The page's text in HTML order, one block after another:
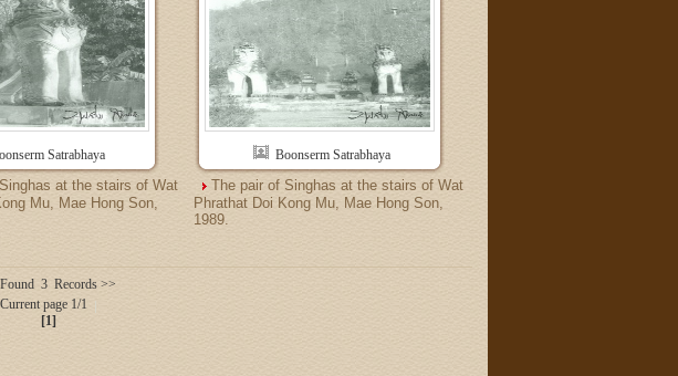
Satrabhaya
at the stairs of Wat
Mu, Mae Hong Son,
Boonserm Satrabhaya
The pair of Singhas at the stairs of Wat
Phrathat Doi Kong Mu, Mae Hong Son,
1989.
3 Records >>
Current page 1/1
[1]